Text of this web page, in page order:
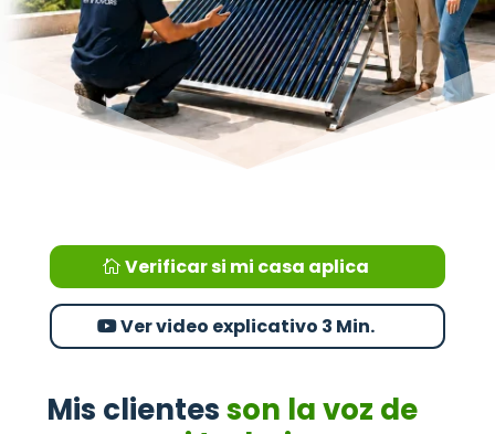
Verificar si mi casa aplica
Ver video explicativo 3 Min.
Mis clientesson la voz de